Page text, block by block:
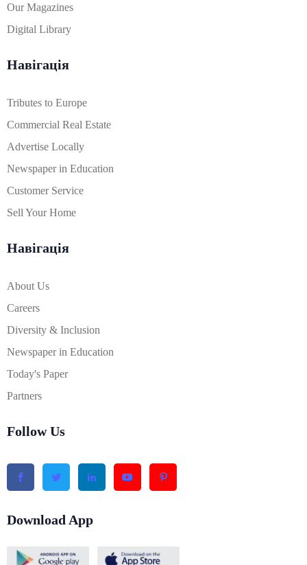
Our Magazines
Digital Library
Навігація
Tributes to Europe
Commercial Real Estate
Advertise Locally
Newspaper in Education
Customer Service
Sell Your Home
Навігація
About Us
Careers
Diversity & Inclusion
Newspaper in Education
Today's Paper
Partners
Follow Us
Download App